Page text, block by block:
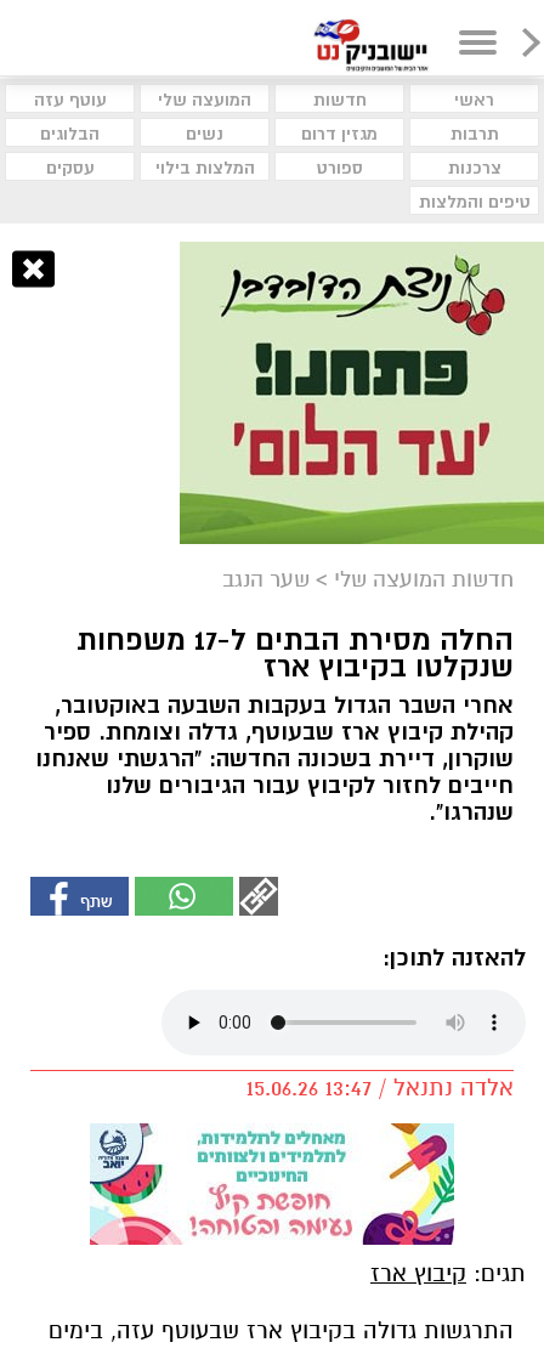
ראשי חדשות המועצה שלי
עוטף עזה
תרבות
מגזין דרום נשים
הבלוגים
צרכנות
ספורט המלצות בילוי
עסקים
טיפים והמלצות
חדשות המועצה שלי > שער הנגב
החלה מסירת הבתים ל-17 משפחות
שנקלטו בקיבוץ ארז
אחרי השבר הגדול בעקבות השבעה באוקטובר,
קהילת קיבוץ ארז שבעוטף, גדלה וצומחת. ספיר
שוקרון, דיירת בשכונה החדשה: "הרגשתי שאנחנו
חייבים לחזור לקיבוץ עבור הגיבורים שלנו
שנהרגו".
להאזנה לתוכן:
אלדה נתנאל / 13:47 15.06.26
תגים: קיבוץ ארז
התרגשות גדולה בקיבוץ ארז שבעוטף עזה, בימים